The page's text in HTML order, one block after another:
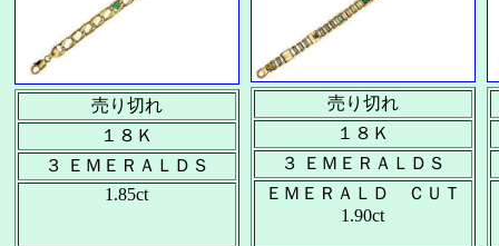
売り切れ
１８Ｋ
３ ＥＭＥＲＡＬＤＳ
1.85ct
売り切れ
１８Ｋ
３ ＥＭＥＲＡＬＤＳ
ＥＭＥＲＡＬＤ ＣＵＴ
1.90ct